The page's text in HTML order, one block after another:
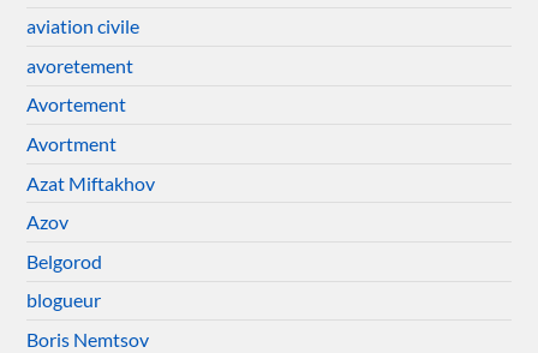
aviation civile
avoretement
Avortement
Avortment
Azat Miftakhov
Azov
Belgorod
blogueur
Boris Nemtsov